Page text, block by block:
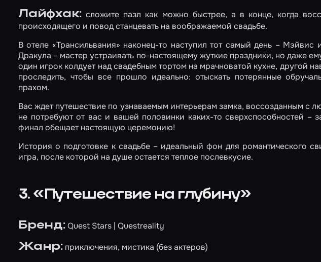
Лайфхак: сложите пазл как можно быстрее, а в конце, когда
происходящего и повод станцевать на воображаемой свадьбе.
В отеле «Трансильвания» наконец-то наступил тот самый день –
Дракула – мастер устраивать по-настоящему жуткие праздники, но даже
один игрок колдует над свадебным тортом на мрачноватой кухне, другой
проследить, чтобы все прошло идеально: отыскать потерянные
прахом.
Вас ждет путешествие по узнаваемым интерьерам замка, воссозданным с
не потребуют от вас и вашей половинки каких-то сверхспособностей –
финал обещает настоящую церемонию!
История о подготовке к свадьбе – идеальный фон для романтического
игра, после которой на душе остается теплое послевкусие.
3. «Путешествие на глубину»
Бренд:Quest Stars | Questreality
Жанр:приключения, мистика (без актеров)